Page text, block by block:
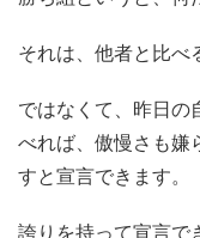
それは、他者と比
ではなくて、昨日の
べれば、傲慢さも嫌
すと宣言できます。
誇りを持って宣言で